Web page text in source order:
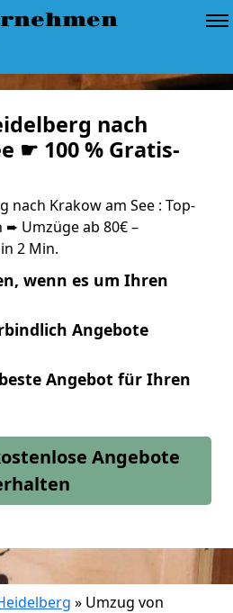
nach
☛ 100 % Gratis-
nach Krakow am See : Top-
Umzüge ab 80€ –
2 Min.
wenn es um Ihren
Angebote
Angebot für Ihren
Angebote
» Umzug von